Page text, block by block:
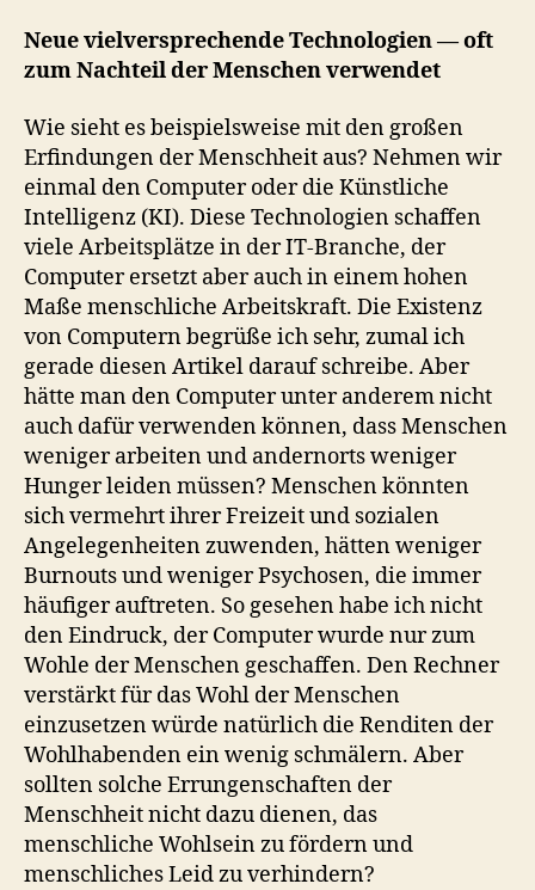
Neue vielversprechende Technologien — oft
zum Nachteil der Menschen verwendet
Wie sieht es beispielsweise mit den großen
Erfindungen der Menschheit aus? Nehmen wir
einmal den Computer oder die Künstliche
Intelligenz (KI). Diese Technologien schaffen
viele Arbeitsplätze in der IT-Branche, der
Computer ersetzt aber auch in einem hohen
Maße menschliche Arbeitskraft. Die Existenz
von Computern begrüße ich sehr, zumal ich
gerade diesen Artikel darauf schreibe. Aber
hätte man den Computer unter anderem nicht
auch dafür verwenden können, dass Menschen
weniger arbeiten und andernorts weniger
Hunger leiden müssen? Menschen könnten
sich vermehrt ihrer Freizeit und sozialen
Angelegenheiten zuwenden, hätten weniger
Burnouts und weniger Psychosen, die immer
häufiger auftreten. So gesehen habe ich nicht
den Eindruck, der Computer wurde nur zum
Wohle der Menschen geschaffen. Den Rechner
verstärkt für das Wohl der Menschen
einzusetzen würde natürlich die Renditen der
Wohlhabenden ein wenig schmälern. Aber
sollten solche Errungenschaften der
Menschheit nicht dazu dienen, das
menschliche Wohlsein zu fördern und
menschliches Leid zu verhindern?